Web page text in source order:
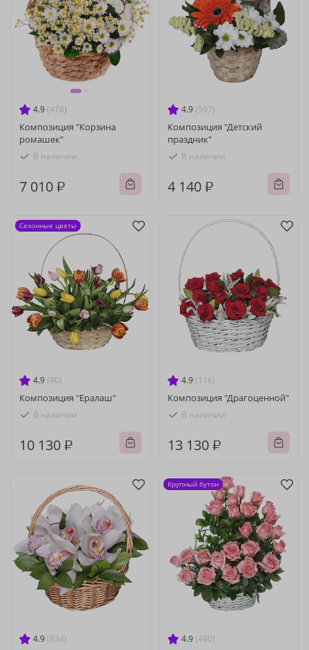
4.9 (478)
Композиция "Корзина
ромашек"
В наличии
7 010 ₽
4.9 (597)
Композиция "Детский
праздник"
В наличии
4 140 ₽
4.9 (90)
Композиция "Ералаш"
В наличии
10 130 ₽
Сезонные цветы
4.9 (116)
Композиция "Драгоценной"
В наличии
13 130 ₽
4.9 (834) 4.9 (490)
Крупный бутон